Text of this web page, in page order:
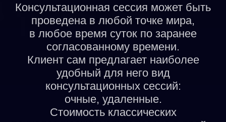
Консультационная сессия может быть
проведена в любой точке мира,
в любое время суток по заранее
согласованному времени.
Клиент сам предлагает наиболее
удобный для него вид
консультационных сессий:
очные, удаленные.
Стоимость классических